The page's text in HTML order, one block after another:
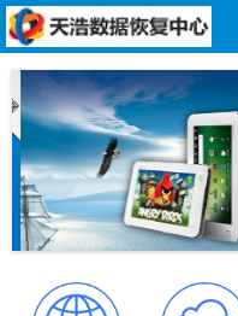
网站导航
关于我们
数据恢复